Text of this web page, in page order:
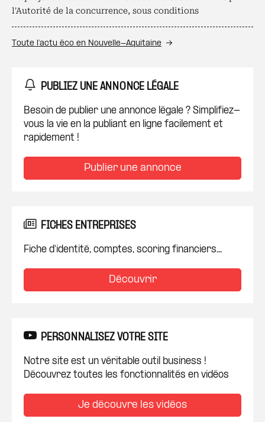
l'Autorité de la concurrence, sous conditions
Toute l’actu éco en Nouvelle-Aquitaine
PUBLIEZ UNE ANNONCE LÉGALE
Besoin de publier une annonce légale ? Simplifiez-
vous la vie en la publiant en ligne facilement et
rapidement !
Publier une annonce
FICHES ENTREPRISES
Fiche d'identité, comptes, scoring financiers...
Découvrir
PERSONNALISEZ VOTRE SITE
Notre site est un véritable outil business !
Découvrez toutes les fonctionnalités en vidéos
Je découvre les vidéos